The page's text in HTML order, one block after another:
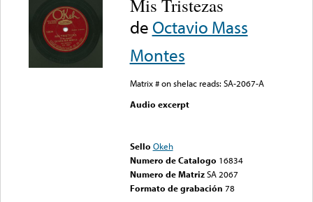
Mis Tristezas
de Octavio Mass
Montes
Matrix # on shelac reads: SA-2067-A
Audio excerpt
Sello Okeh
Numero de Catalogo 16834
Numero de Matriz SA 2067
Formato de grabación 78